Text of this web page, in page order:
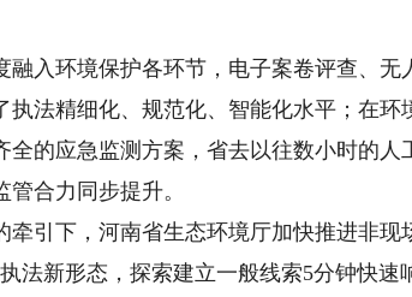
入环境保护各环节，电子案卷评查、无
执法精细化、规范化、智能化水平；在
全的应急监测方案，省去以往数小时的
合力同步提升。
下，河南省生态环境厅加快推进非现
法新形态，探索建立一般线索5分钟快